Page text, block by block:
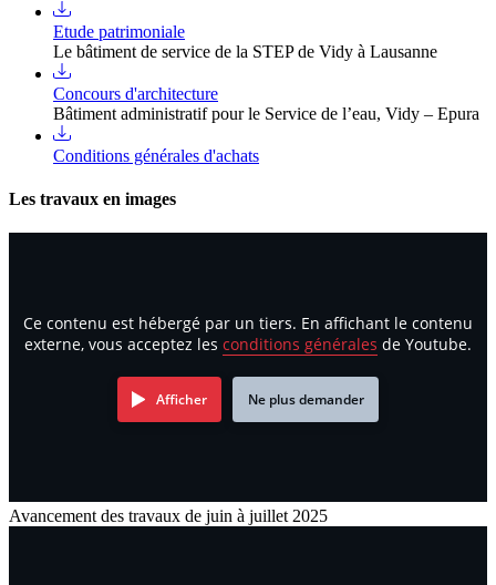
Etude patrimoniale
Le bâtiment de service de la STEP de Vidy à Lausanne
Concours d'architecture
Bâtiment administratif pour le Service de l’eau, Vidy – Epura
Conditions générales d'achats
Les travaux en images
Ce contenu est hébergé par un tiers. En affichant le contenu
externe, vous acceptez les conditions générales de Youtube.
Afficher Ne plus demander
Avancement des travaux de juin à juillet 2025